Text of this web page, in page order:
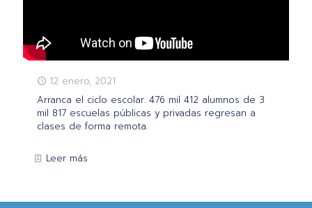
12 enero, 2021
Arranca el ciclo escolar. 476 mil 412 alumnos de 3
mil 817 escuelas públicas y privadas regresan a
clases de forma remota.
Leer más